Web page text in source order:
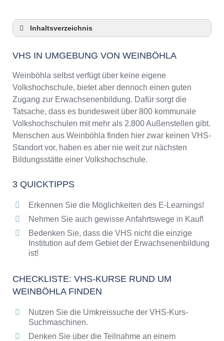
Inhaltsverzeichnis
3 Quicktipps
Checkliste: VHS-Kurse rund um Weinböhla
Keine VHS in Weinböhla
Online-Kurse: Pro und Contra
Online-Kurse als alternative Angebote zu
VHS-Kursen
Die VHS als Inbegriff der Erwachsenenbildung
Das bundesweite Netzwerk der
Abendschulen rund um Weinböhla
Bildungsangebote der VHS
VHS IN UMGEBUNG VON WEINBÖHLA
Weinböhla selbst verfügt über keine eigene
Volkshochschule, bietet aber dennoch einen guten
Zugang zur Erwachsenenbildung. Dafür sorgt die
Tatsache, dass es bundesweit über 800 kommunale
Volkshochschulen mit mehr als 2.800 Außenstellen gibt.
Menschen aus Weinböhla finden hier zwar keinen VHS-
Standort vor, haben es aber nie weit zur nächsten
Bildungsstätte einer Volkshochschule.
3 QUICKTIPPS
Erkennen Sie die Möglichkeiten des E-Learnings!
Nehmen Sie auch gewisse Anfahrtswege in Kauf!
Bedenken Sie, dass die VHS nicht die einzige
Institution auf dem Gebiet der Erwachsenenbildung
ist!
CHECKLISTE: VHS-KURSE RUND UM
WEINBÖHLA FINDEN
Nutzen Sie die Umkreissuche der VHS-Kurs-
Suchmaschinen.
Denken Sie über die Teilnahme an einem